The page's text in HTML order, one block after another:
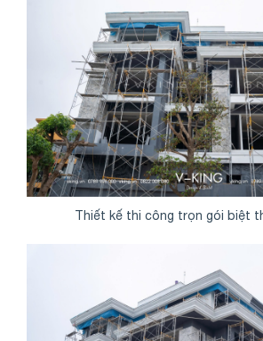
Thiết kế thi công trọn gói biệt